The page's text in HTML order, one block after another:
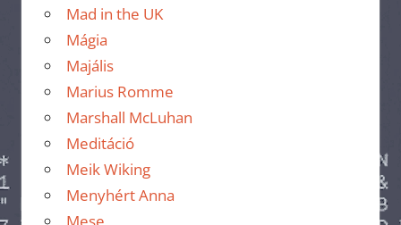
Mad in the UK
Mágia
Majális
Marius Romme
Marshall McLuhan
Meditáció
Meik Wiking
Menyhért Anna
Mese